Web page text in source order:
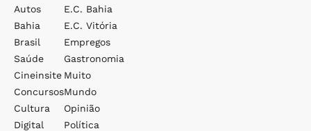
Autos
Bahia
Brasil
Saúde
Cineinsite
Concursos
Cultura
Digital
E.c. Bahia
E.c. Vitória
Empregos
Gastronomia
Muito
Mundo
Opinião
Política